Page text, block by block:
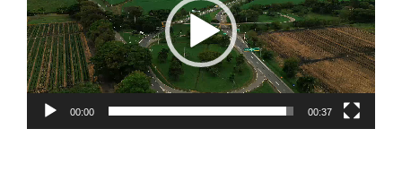
00:00 00:37